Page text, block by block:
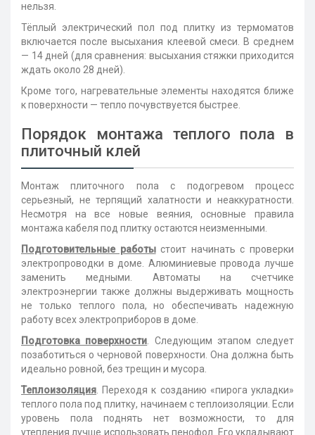
нельзя.
Тёплый электрический пол под плитку из термоматов
включается после высыхания клеевой смеси. В среднем
— 14 дней (для сравнения: высыхания стяжки приходится
ждать около 28 дней).
Кроме того, нагревательные элементы находятся ближе
к поверхности — тепло почувствуется быстрее.
Порядок монтажа теплого пола в
плиточный клей
Монтаж плиточного пола с подогревом процесс
серьезный, не терпящий халатности и неаккуратности.
Несмотря на все новые веяния, основные правила
монтажа кабеля под плитку остаются неизменными.
Подготовительные работыстоит начинать с проверки
электропроводки в доме. Алюминиевые провода лучше
заменить медными. Автоматы на счетчике
электроэнергии также должны выдерживать мощность
не только теплого пола, но обеспечивать надежную
работу всех электроприборов в доме.
Подготовка поверхности. Следующим этапом следует
позаботиться о черновой поверхности. Она должна быть
идеально ровной, без трещин и мусора.
Теплоизоляция. Переходя к созданию «пирога укладки»
теплого пола под плитку, начинаем с теплоизоляции. Если
уровень пола поднять нет возможности, то для
утепления лучше использовать пенофол. Его укладывают